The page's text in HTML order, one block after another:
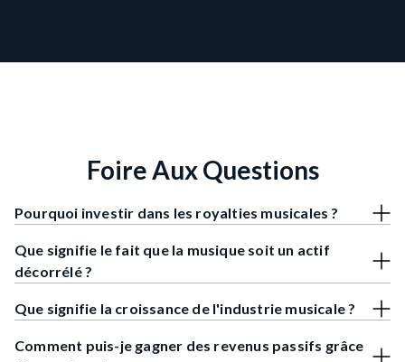
Foire Aux Questions
Pourquoi investir dans les royalties musicales ?
Que signifie le fait que la musique soit un actif
décorrélé ?
Que signifie la croissance de l'industrie musicale ?
Comment puis-je gagner des revenus passifs grâce